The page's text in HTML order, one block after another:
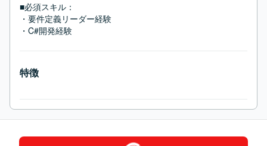
■必須スキル：
・要件定義リーダー経験
・C#開発経験
特徴